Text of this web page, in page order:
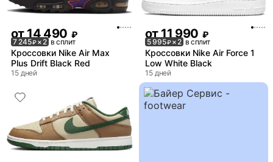
от14 490 ₽
7 245₽× 2 в сплит
Кроссовки Nike Air Max
Plus Drift Black Red
15 дней
от11 990 ₽
5 995₽× 2 в сплит
Кроссовки Nike Air Force 1
Low White Black
15 дней